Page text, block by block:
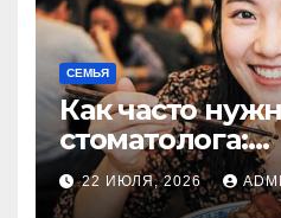
СЕМЬЯ
Как часто
стоматолога:
рекомендации
здоровья
22 ИЮЛЯ, 2026